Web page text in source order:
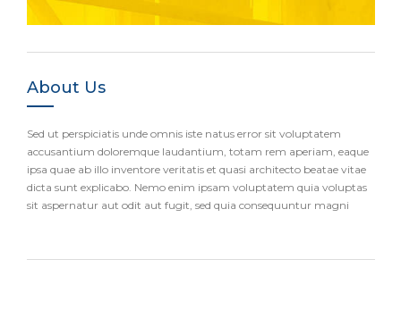
About Us
Sed ut perspiciatis unde omnis iste natus error sit voluptatem
accusantium doloremque laudantium, totam rem aperiam, eaque
ipsa quae ab illo inventore veritatis et quasi architecto beatae vitae
dicta sunt explicabo. Nemo enim ipsam voluptatem quia voluptas
sit aspernatur aut odit aut fugit, sed quia consequuntur magni